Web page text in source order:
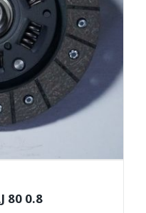
80 0.8